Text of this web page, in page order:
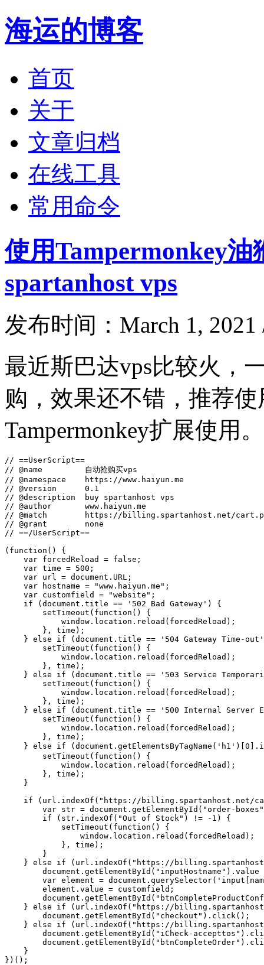
海运的博客
首页
关于
文章归档
在线工具
常用命令
使用Tampermonkey
spartanhost vps
发布时间：March 1,
最近斯巴达vps比较火，
购，效果还不错，推荐
Tampermonkey扩展使用。
// ==UserScript==
// @name         自动抢购买vps
// @namespace    https://www.haiyun.me
// @version      0.1
// @description  buy spartanhost vps
// @author       www.haiyun.me
// @match        https://billing.spartanhost.net/
// @grant        none
// ==/UserScript==
(function() {
    var forcedReload = false;
    var time = 500;
    var url = document.URL;
    var hostname = "www.haiyun.me";
    var customfield = "website";
    if (document.title == '502 Bad Gateway') {
        setTimeout(function() {
            window.location.reload(forcedReload);
        }, time);
} else if (document.title == '504 Gateway Time-
        setTimeout(function() {
            window.location.reload(forcedReload);
        }, time);
} else if (document.title == '503 Service
        setTimeout(function() {
            window.location.reload(forcedReload);
        }, time);
} else if (document.title == '500 Internal Server
        setTimeout(function() {
            window.location.reload(forcedReload);
        }, time);
} else if
        setTimeout(function() {
            window.location.reload(forcedReload);
        }, time);
    }
if (url.indexOf("https://billing.spartanhost.net/
var str = document.getElementById("order-
        if (str.indexOf("Out of Stock") != -1) {
            setTimeout(function() {
                window.location.reload(forcedReload);
            }, time);
        }
} else if (url.indexOf("https://
document.getElementById("inputHostname").value
var element =
        element.value = customfield;
} else if (url.indexOf("https://
        document.getElementById("checkout").click();
} else if (url.indexOf("https://
document.getElementById("iCheck-
    }
})();